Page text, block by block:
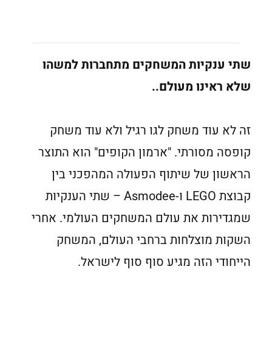
שתי ענקיות המשחקים מתחברות למשהו
שלא ראינו מעולם..
זה לא עוד משחק לגו רגיל ולא עוד משחק
קופסה מסורתי. "ארמון הקופים" הוא התוצר
הראשון של שיתוף הפעולה המהפכני בין
קבוצת LEGO ו-Asmodee – שתי הענקיות
שמגדירות את עולם המשחקים העולמי. אחרי
השקות מוצלחות ברחבי העולם, המשחק
הייחודי הזה מגיע סוף סוף לישראל.